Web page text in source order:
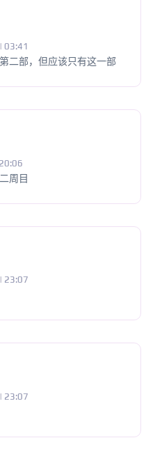
03:41
二部，但应该只有这一部
周目
23:07
23:07